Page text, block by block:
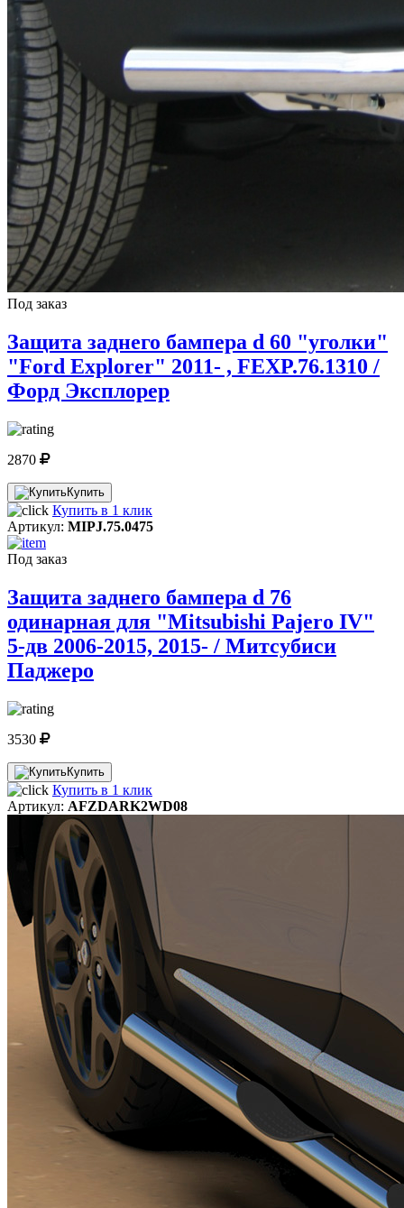
Под заказ
Защита заднего бампера d 60 "уголки"
"Ford Explorer" 2011- , FEXP.76.1310 /
Форд Эксплорер
2870
Купить
Купить в 1 клик
Артикул: MIPJ.75.0475
Под заказ
Защита заднего бампера d 76
одинарная для "Mitsubishi Pajero IV"
5-дв 2006-2015, 2015- / Митсубиси
Паджеро
3530
Купить
Купить в 1 клик
Артикул: AFZDARK2WD08